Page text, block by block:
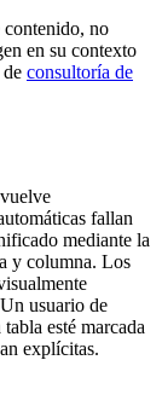
contenido, no
en su contexto
consultoría de
fallan
mediante la
y columna. Los
usuario de
esté marcada
explícitas.